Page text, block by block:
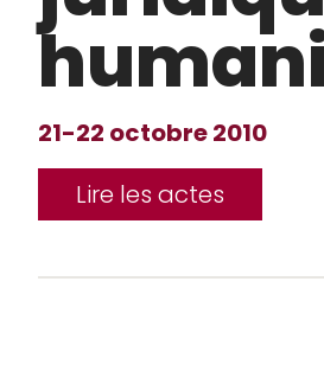
21-22 octobre 2010
Lire les actes